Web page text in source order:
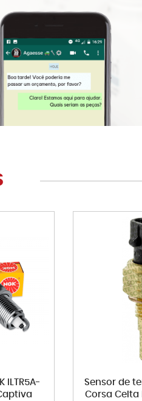
ILTR5A-
Sensor de
Corsa